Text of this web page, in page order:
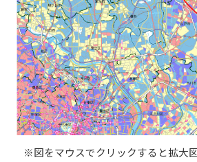
※図をマウスでクリックすると拡大